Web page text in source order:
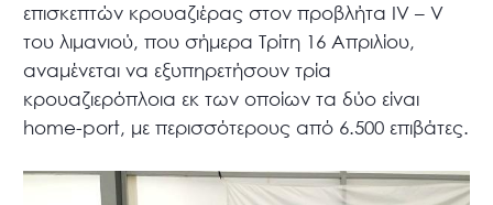
επισκεπτών κρουαζιέρας στον προβλήτα IV – V
του λιμανιού, που σήμερα Τρίτη 16 Απριλίου,
αναμένεται να εξυπηρετήσουν τρία
κρουαζιερόπλοια εκ των οποίων τα δύο είναι
home-port, με περισσότερους από 6.500 επιβάτες.